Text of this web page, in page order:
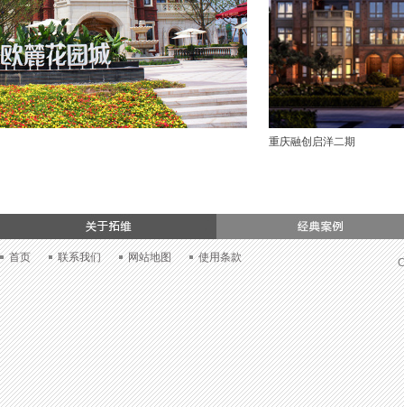
重庆融创启洋二期
首页 联系我们 网站地图 使用条款